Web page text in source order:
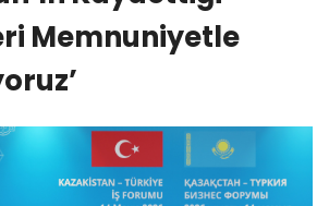
Memnuniyetle